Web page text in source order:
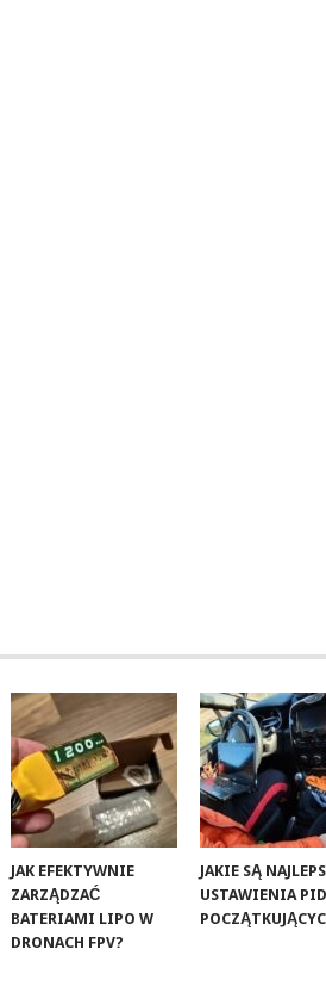
JAK EFEKTYWNIE
ZARZĄDZAĆ
BATERIAMI LIPO W
DRONACH FPV?
JAKIE SĄ
USTAWIENIA